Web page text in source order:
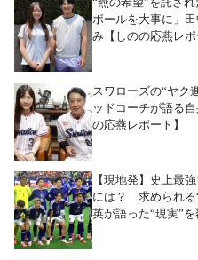
ボールを大事に」
み【しのの応燕レポ
スワローズの“ヤ
ッドコーチが語る
の応燕レポート】
【現地発】史上最
には？ 求められる
英が語った“現実”